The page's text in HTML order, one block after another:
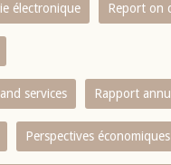
électronique Report on
services Rapport
Perspectives économiques